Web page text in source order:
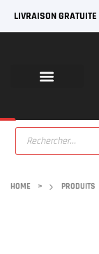
LIVRAISON GRATUITE
HOME > PRODUITS